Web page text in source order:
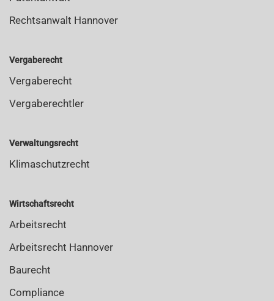
Rechtsanwalt Hannover
Vergaberecht
Vergaberecht
Vergaberechtler
Verwaltungsrecht
Klimaschutzrecht
Wirtschaftsrecht
Arbeitsrecht
Arbeitsrecht Hannover
Baurecht
Compliance